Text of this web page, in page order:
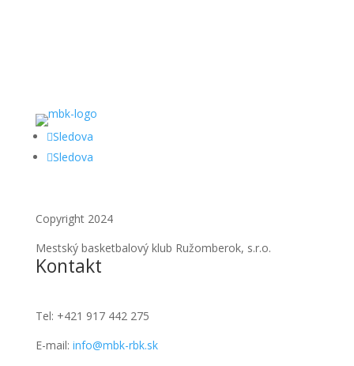
Sledova
Sledova
Copyright 2024
Mestský basketbalový klub Ružomberok, s.r.o.
Kontakt
Tel: +421 917 442 275
E-mail: info@mbk-rbk.sk